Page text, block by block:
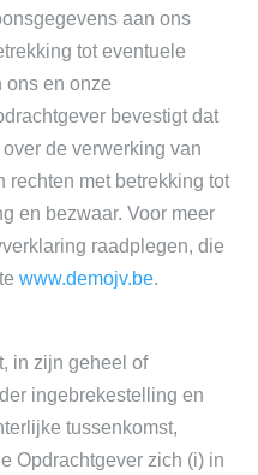
aan ons
tot eventuele
ons en onze
bevestigt dat
de verwerking van
rechten met betrekking tot
en bezwaar. Voor meer
raadplegen, die
www.demojv.be.
in zijn geheel of
ingebrekestelling en
tussenkomst,
Opdrachtgever zich (i) in